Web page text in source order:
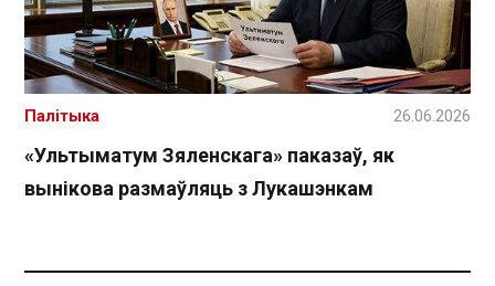
«Ультыматум Зяленскага» паказаў, як
вынікова размаўляць з Лукашэнкам
Палітыка 26.06.2026